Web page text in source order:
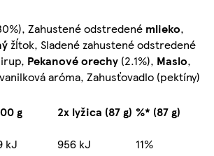
Zahustené odstredené mlieko,
žĺtok, Sladené zahustené odstredené
Pekanové orechy (2.1%), Maslo,
aróma, Zahusťovadlo (pektíny)
g 2x lyžica (87 g) %* (87 g)
kJ 956 kJ
11%